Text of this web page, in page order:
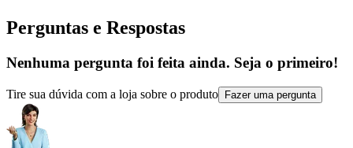
Perguntas e Respostas
Nenhuma pergunta foi feita ainda. Seja o primeiro!
Tire sua dúvida com a loja sobre o produto Fazer uma pergunta